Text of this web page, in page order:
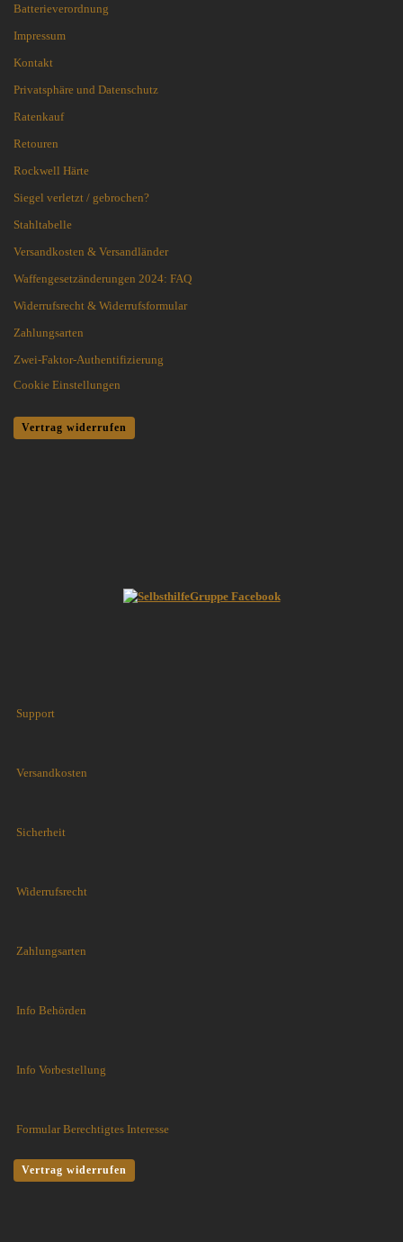
Batterieverordnung
Impressum
Kontakt
Privatsphäre und Datenschutz
Ratenkauf
Retouren
Rockwell Härte
Siegel verletzt / gebrochen?
Stahltabelle
Versandkosten & Versandländer
Waffengesetzänderungen 2024: FAQ
Widerrufsrecht & Widerrufsformular
Zahlungsarten
Zwei-Faktor-Authentifizierung
Cookie Einstellungen
Vertrag widerrufen
Support
Versandkosten
Sicherheit
Widerrufsrecht
Zahlungsarten
Info Behörden
Info Vorbestellung
Formular Berechtigtes Interesse
Vertrag widerrufen